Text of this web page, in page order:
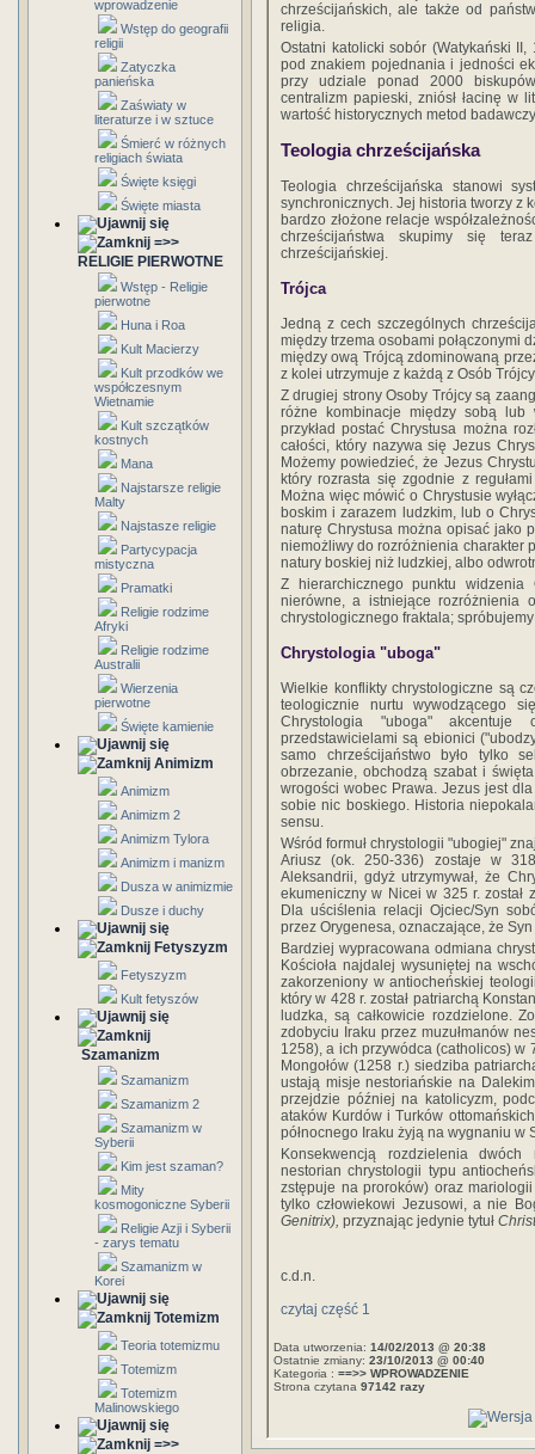
wprowadzenie
Wstęp do geografii
religii
Zatyczka
panieńska
Zaświaty w
literaturze i w sztuce
Śmierć w różnych
religiach świata
Święte księgi
Święte miasta
=>>
RELIGIE PIERWOTNE
Wstęp - Religie
pierwotne
Huna i Roa
Kult Macierzy
Kult przodków we
współczesnym
Wietnamie
Kult szczątków
kostnych
Mana
Najstarsze religie
Malty
Najstasze religie
Partycypacja
mistyczna
Pramatki
Religie rodzime
Afryki
Religie rodzime
Australii
Wierzenia
pierwotne
Święte kamienie
Animizm
Animizm
Animizm 2
Animizm Tylora
Animizm i manizm
Dusza w animizmie
Dusze i duchy
Fetyszyzm
Fetyszyzm
Kult fetyszów
Szamanizm
Szamanizm
Szamanizm 2
Szamanizm w
Syberii
Kim jest szaman?
Mity
kosmogoniczne Syberii
Religie Azji i Syberii
- zarys tematu
Szamanizm w
Korei
Totemizm
Teoria totemizmu
Totemizm
Totemizm
Malinowskiego
=>>
chrześcijańskich, ale także od
religia.
Ostatni katolicki sobór (Watykański
pod znakiem pojednania i jedności
przy udziale ponad 2000 biskupów
centralizm papieski, zniósł łacinę w
wartość historycznych metod
Teologia chrześcijańska
Teologia chrześcijańska stanowi
synchronicznych. Jej historia tworzy z
bardzo złożone relacje
chrześcijaństwa skupimy się
chrześcijańskiej.
Trójca
Jedną z cech szczególnych
między trzema osobami połączonymi
między ową Trójcą zdominowaną
z kolei utrzymuje z każdą z Osób
Z drugiej strony Osoby Trójcy są
różne kombinacje między sobą
przykład postać Chrystusa można
całości, który nazywa się Jezus
Możemy powiedzieć, że Jezus
który rozrasta się zgodnie z
Można więc mówić o Chrystusie
boskim i zarazem ludzkim, lub o
naturę Chrystusa można opisać jako
niemożliwy do rozróżnienia charakter
natury boskiej niż ludzkiej, albo
Z hierarchicznego punktu
nierówne, a istniejące rozróżnienia
chrystologicznego fraktala;
Chrystologia "uboga"
Wielkie konflikty chrystologiczne są
teologicznie nurtu wywodzącego
Chrystologia "uboga" akcentuje
przedstawicielami są ebionici
samo chrześcijaństwo było tylko
obrzezanie, obchodzą szabat i
wrogości wobec Prawa. Jezus jest
sobie nic boskiego. Historia
sensu.
Wśród formuł chrystologii "ubogiej"
Ariusz (ok. 250-336) zostaje w
Aleksandrii, gdyż utrzymywał, że
ekumeniczny w Nicei w 325 r. został
Dla uściślenia relacji Ojciec/Syn
przez Orygenesa, oznaczające, że Syn
Bardziej wypracowana odmiana
Kościoła najdalej wysuniętej na
zakorzeniony w antiocheńskiej
który w 428 r. został patriarchą
ludzka, są całkowicie rozdzielone.
zdobyciu Iraku przez muzułmanów
1258), a ich przywódca (catholicos)
Mongołów (1258 r.) siedziba
ustają misje nestoriańskie na
przejdzie później na katolicyzm,
ataków Kurdów i Turków
północnego Iraku żyją na wygnaniu w
Konsekwencją rozdzielenia
nestorian chrystologii typu
zstępuje na proroków) oraz
tylko człowiekowi Jezusowi, a nie
Genitrix), przyznając jedynie tytuł
c.d.n.
czytaj część 1
Data utworzenia: 14/02/2013 @ 20:38
Ostatnie zmiany: 23/10/2013 @ 00:40
Kategoria : ==>> WPROWADZENIE
Strona czytana 97142 razy